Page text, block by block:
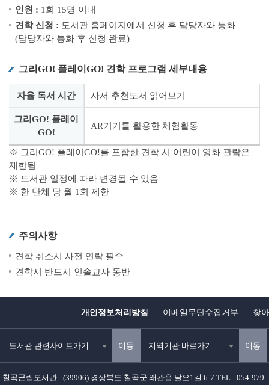
인원 : 1회 15명 이내
견학 신청 : 도서관 홈페이지에서 신청 후 담당자와 통화
(담당자와 통화 후 신청 완료)
그리GO! 플레이GO! 견학 프로그램 세부내용
자율 독서 시간 사서 추천도서 읽어보기
그리GO! 플레이
GO!
AR기기를 활용한 체험활동
※ 그리GO! 플레이GO!를 포함한 견학 시 어린이 영화 관람은
제한됨
※ 도서관 일정에 따라 변경될 수 있음
※ 한 단체 당 월 1회 제한
주의사항
견학 취소시 사전 연락 필수
견학시 반드시 인솔교사 동반
개인정보처리방침 이메일무단수집거부 찾
도서관 관련사이트가기 이동 지역기관 바로가기 이동
칠곡군립도서관 : (39906) 경상북도 칠곡군 왜관읍 달오1길 6-7 TEL : 054-979-